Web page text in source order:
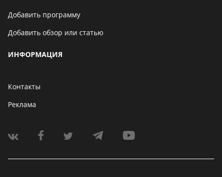
Добавить программу
Добавить обзор или статью
ИНФОРМАЦИЯ
Контакты
Реклама